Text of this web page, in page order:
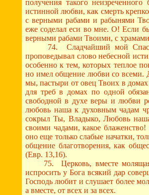
получения такого
истинной любви, как смерть
с верными рабами и рабынями
еже соделал еси во мне. О! Если
верными рабами Твоими, с
74. Сладчайший мой
проповедывал слово небесной
особенно к тем, которых теплое
но имел общение любви со всеми.
мы, пастыри от овец Твоих в
для треб в домах по одной
свободной в духе веры и любви
любовь наша к духовным чадам
сокрыл Ты, Владыко, Любовь наша
своими чадами, какое
оно еще только слабые начатки,
общение благотворения, как
(Евр. 13,16).
75. Церковь, вместе
испросить у Бога всякий дар
Господь любит и слушает более
а вместе, от всех и за всех.